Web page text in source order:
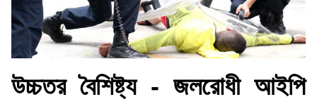
উচ্চতর বৈশিষ্ট্য - জলরোধী আইপি